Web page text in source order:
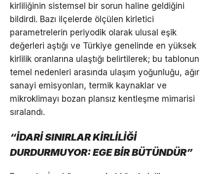
kirliliğinin sistemsel bir sorun haline geldiğini
bildirdi. Bazı ilçelerde ölçülen kirletici
parametrelerin periyodik olarak ulusal eşik
değerleri aştığı ve Türkiye genelinde en yüksek
kirlilik oranlarına ulaştığı belirtilerek; bu tablonun
temel nedenleri arasında ulaşım yoğunluğu, ağır
sanayi emisyonları, termik kaynaklar ve
mikroklimayı bozan plansız kentleşme mimarisi
sıralandı.
“İDARİ SINIRLAR KİRLİLİĞİ
DURDURMUYOR: EGE BİR BÜTÜNDÜR”